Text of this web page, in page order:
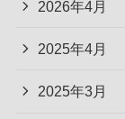
2026年4月
2025年4月
2025年3月